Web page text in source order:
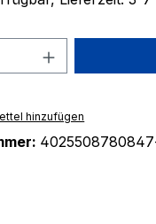
Anzahl: Gib
hinzufügen